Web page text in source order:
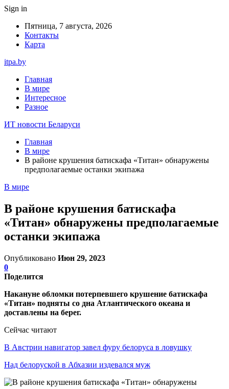
Sign in
Пятница, 7 августа, 2026
Контакты
Карта
itpa.by
Главная
В мире
Интересное
Разное
ИТ новости Беларуси
Главная
В мире
В районе крушения батискафа «Титан» обнаружены
предполагаемые останки экипажа
В мире
В районе крушения батискафа
«Титан» обнаружены предполагаемые
останки экипажа
Опубликовано Июн 29, 2023
0
Поделится
Накануне обломки потерпевшего крушение батискафа
«Титан» подняты со дна Атлантического океана и
доставлены на берег.
Сейчас читают
В Австрии навигатор завел фуру белоруса в ловушку
Над белоруской в Абхазии издевался муж